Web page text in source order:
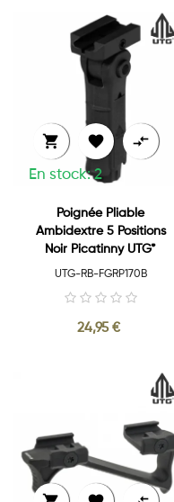
En stock: 2
  
Poignée Pliable
Ambidextre 5 Positions
Noir Picatinny UTG*
UTG-RB-FGRP170B
24,95 €